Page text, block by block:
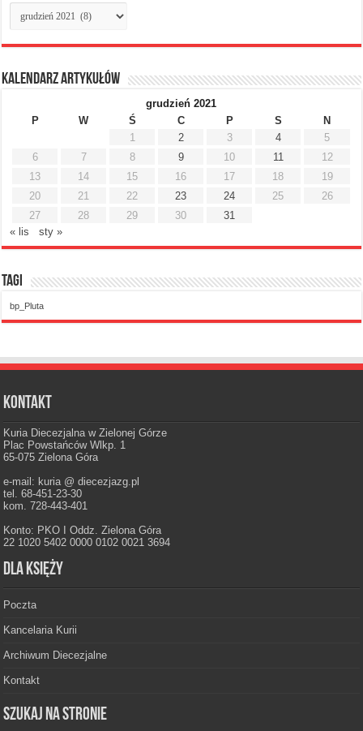
Archiwum
miesięczne
Kalendarz artykułów
grudzień 2021
P
W Ś C P S
N
1
2 3 4
5
6
7 8 9 10 11
12
13
14 15 16 17 18
19
20
21 22 23 24 25
26
27
28 29 30
31
« lis
sty »
Tagi
bp_Pluta
Kontakt
Kuria Diecezjalna w Zielonej Górze
Plac Powstańców Wlkp. 1
65-075 Zielona Góra
e-mail: kuria @ diecezjazg.pl
tel. 68-451-23-30
kom. 728-443-401
Konto: PKO I Oddz. Zielona Góra
22 1020 5402 0000 0102 0021 3694
Dla księży
Poczta
Kancelaria Kurii
Archiwum Diecezjalne
Kontakt
Szukaj na stronie